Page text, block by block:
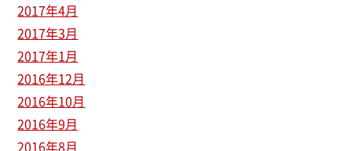
2017年4月
2017年3月
2017年1月
2016年12月
2016年10月
2016年9月
2016年8月